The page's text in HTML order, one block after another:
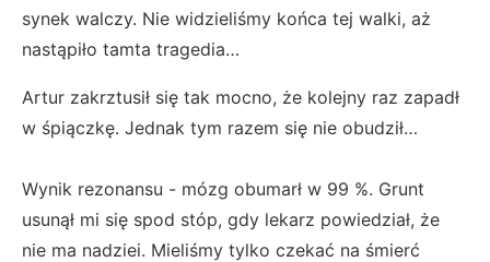
synek walczy. Nie widzieliśmy końca tej walki, aż
nastąpiło tamta tragedia…
Artur zakrztusił się tak mocno, że kolejny raz zapadł
w śpiączkę. Jednak tym razem się nie obudził…
Wynik rezonansu - mózg obumarł w 99 %. Grunt
usunął mi się spod stóp, gdy lekarz powiedział, że
nie ma nadziei. Mieliśmy tylko czekać na śmierć